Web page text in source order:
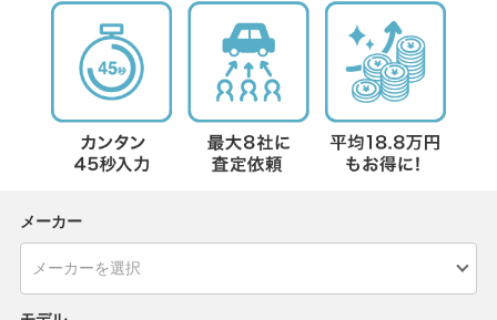
メーカー